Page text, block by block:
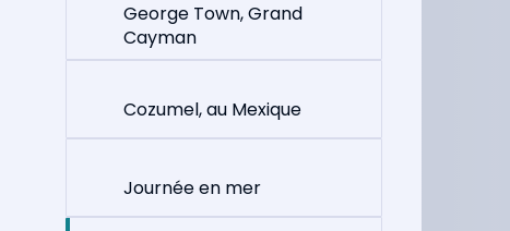
George Town, Grand
Cayman
Cozumel, au Mexique
Journée en mer